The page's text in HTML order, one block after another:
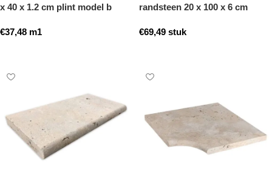
x 40 x 1.2 cm plint model b
€37,48 m1
randsteen 20 x 100 x 6 cm
getrommeld
€69,49 stuk